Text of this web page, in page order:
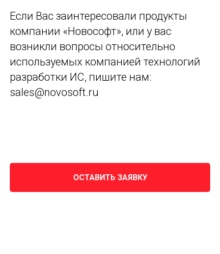
Если Вас заинтересовали продукты
компании «Новософт», или у вас
возникли вопросы относительно
используемых компанией технологий
разработки ИС, пишите нам:
sales@novosoft.ru
ОСТАВИТЬ ЗАЯВКУ